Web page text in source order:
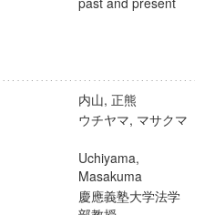
内山, 正熊
ウチヤマ, マサクマ
Uchiyama,
Masakuma
慶應義塾大学法学